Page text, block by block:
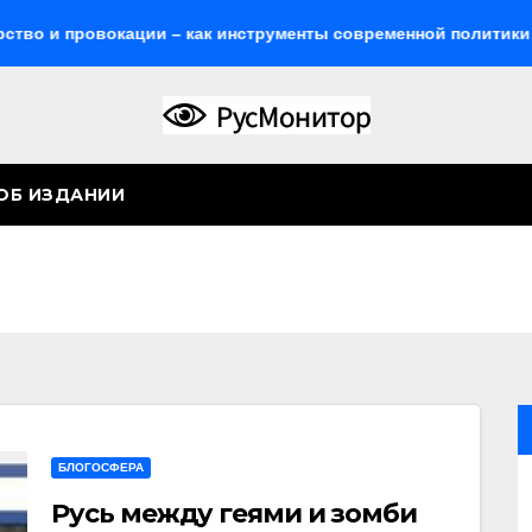
и провокации – как инструменты современной политики
ИЗДАНИИ
БЛОГОСФЕРА
Русь между геями и зомби